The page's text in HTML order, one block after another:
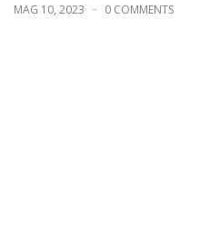
MAG 10, 2023 0 COMMENTS